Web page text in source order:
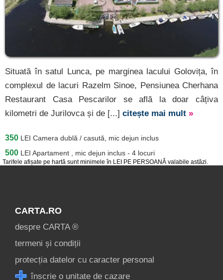
Tarifele afișate pe hartă sunt minimele în LEI PE PERSOANĂ valabile astăzi.
Situată în satul Lunca, pe marginea lacului Golovița, în
complexul de lacuri Razelm Sinoe, Pensiunea Cherhana
Restaurant Casa Pescarilor se află la doar câțiva
kilometri de Jurilovca și de [...] citește mai mult »
350 LEI Camera dublă / casută, mic dejun inclus
500 LEI Apartament , mic dejun inclus - 4 locuri
CARTA.RO
despre CARTA ®
termeni și condiții
protecția datelor cu caracter personal
înscrie o unitate de cazare